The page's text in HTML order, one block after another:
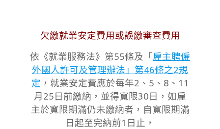
欠繳就業安定費用或誤繳審查費用
依《就業服務法》第55條及「雇主聘僱
外國人許可及管理辦法」第46條之2規
定 ，就業安定費應於每年2、5、8、11
月25日前繳納，並得寬限30日，如雇
主於寬限期滿仍未繳納者，自寬限期滿
日起至完納前1日止，